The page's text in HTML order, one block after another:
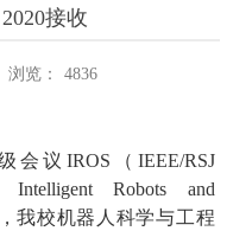
接收
浏览： 4836
会议 IROS （ IEEE/RSJ
Intelligent Robots and
我校机器人科学与工程